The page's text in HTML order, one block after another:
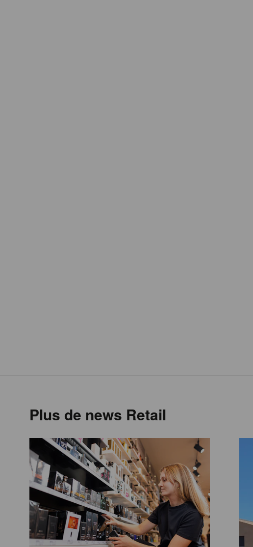
Plus de news Retail